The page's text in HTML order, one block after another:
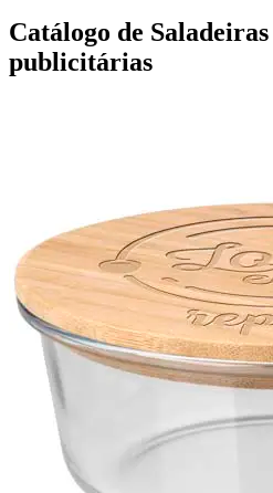
Catálogo de
publicitárias